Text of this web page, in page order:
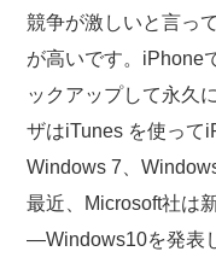
競争が激しいと言っ
が高いです。iPhone
ックアップして永久
ザはiTunes を使って
Windows 7、
最近、Microsoft社は
―Windows10を発表